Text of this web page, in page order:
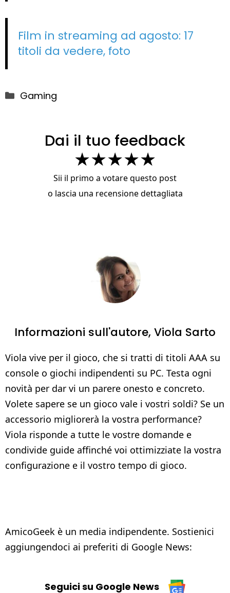
Film in streaming ad agosto: 17
titoli da vedere, foto
Categorie
Gaming
Dai il tuo feedback
★★★★★
Sii il primo a votare questo post
o lascia una recensione dettagliata
Informazioni sull'autore,Viola Sarto
Viola vive per il gioco, che si tratti di titoli AAA su
console o giochi indipendenti su PC. Testa ogni
novità per dar vi un parere onesto e concreto.
Volete sapere se un gioco vale i vostri soldi? Se un
accessorio migliorerà la vostra performance?
Viola risponde a tutte le vostre domande e
condivide guide affinché voi ottimizziate la vostra
configurazione e il vostro tempo di gioco.
AmicoGeek è un media indipendente. Sostienici
aggiungendoci ai preferiti di Google News:
Seguici su Google News